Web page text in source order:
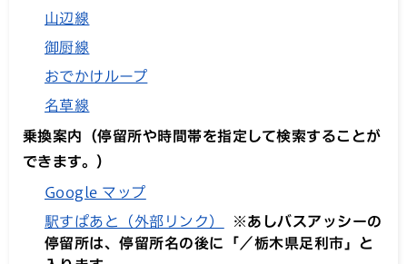
山辺線
御厨線
おでかけループ
名草線
乗換案内（停留所や時間帯を指定して検索することが
できます。）
Google マップ
駅すぱあと（外部リンク）
※あしバスアッシーの
停留所は、停留所名の後に「／栃木県足利市 」と